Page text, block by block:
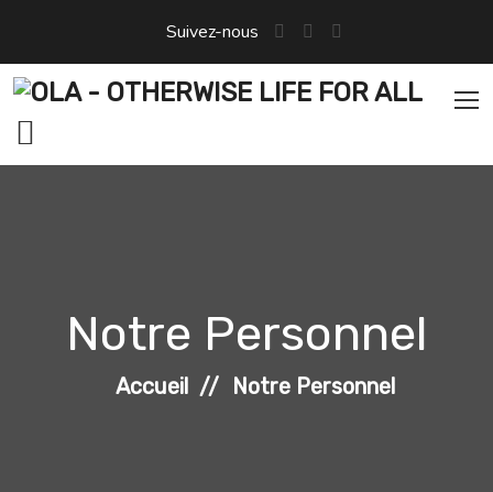
Suivez-nous
Notre Personnel
Accueil Notre Personnel